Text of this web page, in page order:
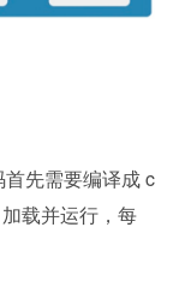
先需要编译成 c
载并运行，每